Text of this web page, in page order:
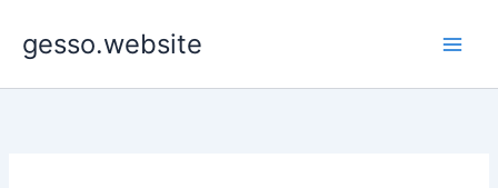
para
conteúdo
gesso.website